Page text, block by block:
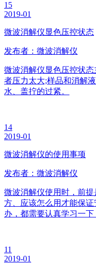
15
2019-01
微波消解仪显色压控状态
发布者：微波消解仪
微波消解仪显色压控状
者压力太大;样品和消解
水、盖拧的过紧。
14
2019-01
微波消解仪的使用事项
发布者：微波消解仪
微波消解仪使用时，前
方、应该怎么用才能保
办，都需要认真学习一
11
2019-01